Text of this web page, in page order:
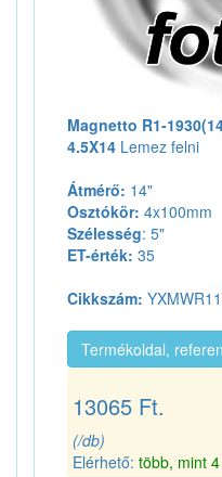
Magnetto R1-
4.5X14 Lemez felni
Átmérő: 14"
Osztókör: 4x100mm
Szélesség: 5"
ET-érték: 35
Cikkszám:
Termékoldal,
13065 Ft.
(/db)
Elérhető: több, mint